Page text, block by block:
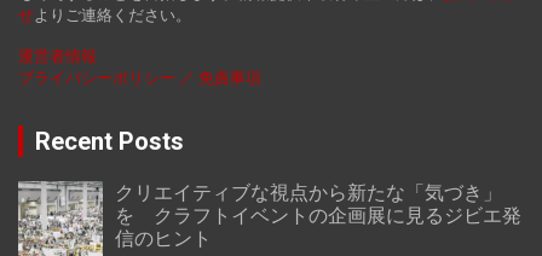
せよりご連絡ください。
運営者情報
プライバシーポリシー ／ 免責事項
Recent Posts
クリエイティブな視点から新たな「気づき」
を クラフトイベントの企画展に見るジビエ発
信のヒント